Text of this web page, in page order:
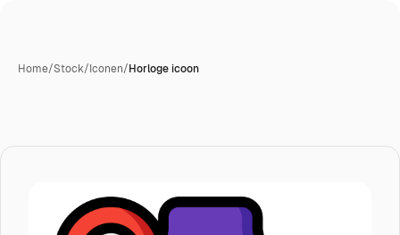
Home/Stock/Iconen/Horloge icoon